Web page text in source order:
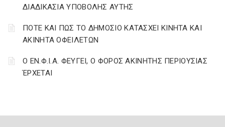
ΔΙΑΔΙΚΑΣΙΑ ΥΠΟΒΟΛΗΣ ΑΥΤΗΣ
ΠΟΤΕ ΚΑΙ ΠΩΣ ΤΟ ΔΗΜΟΣΙΟ ΚΑΤΑΣΧΕΙ ΚΙΝΗΤΑ ΚΑΙ
ΑΚΙΝΗΤΑ ΟΦΕΙΛΕΤΩΝ
Ο ΕΝ.Φ.Ι.Α. ΦΕΥΓΕΙ, Ο ΦΟΡΟΣ ΑΚΙΝΗΤΗΣ ΠΕΡΙΟΥΣΙΑΣ
ΈΡΧΕΤΑΙ